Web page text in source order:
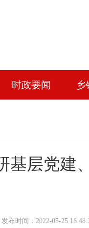
时政要闻
基层党建
发布时间：2022-05-25